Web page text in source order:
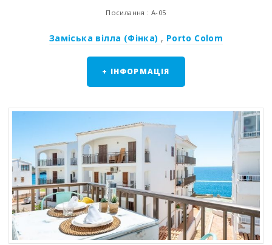
Посилання : A-05
Заміська вілла (Фінка) , Porto Colom
+ ІНФОРМАЦІЯ